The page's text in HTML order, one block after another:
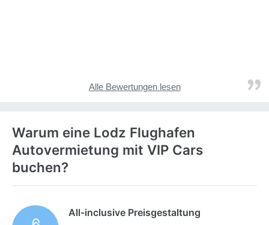
Alle Bewertungen lesen
Warum eine Lodz Flughafen
Autovermietung mit VIP Cars
buchen?
All-inclusive Preisgestaltung